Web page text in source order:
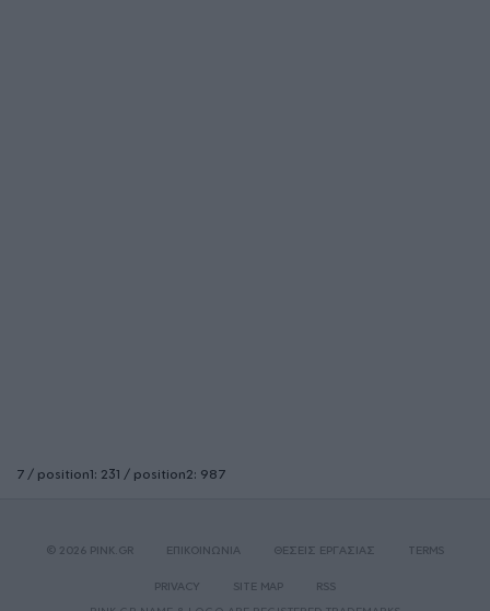
7 / position1: 231 / position2: 987
© 2026 PINK.GR ΕΠΙΚΟΙΝΩΝΙΑ ΘΕΣΕΙΣ ΕΡΓΑΣΙΑΣ TERMS
PRIVACY SITE MAP
RSS